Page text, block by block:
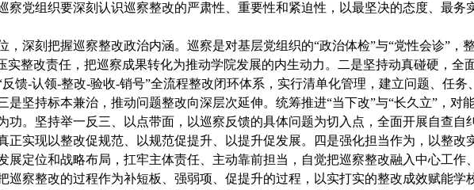
察党组织要深刻认识巡察整改的严肃性、重要性和紧迫性，以最坚决的态度、最务
，深刻把握巡察整改政治内涵。 巡察是对基层党组织的“政治体检”与“党性会诊”，
实整改责任，把巡察成果转化为推动学院发展的内生动力。二是坚持动真碰硬，全
反馈-认领-整改-验收-销号”全流程整改闭环体系 ， 实行清单化管理，建立问题、任务
是坚持标本兼治，推动问题整改向深层次延伸。统筹推进“当下改”与“长久立”，对
功。 坚持举一反三、以点带面， 以巡察反馈的具体问题为切入点，全面开展自查自
正实现以整改促规范、以规范促提升、以提升促发展。四是强化担当作为，以整改
展定位和战略布局，扛牢主体责任、主动靠前担当 ， 自觉把巡察整改融入中心工作
巡察整改的过程作为补短板、强弱项、促提升的过程，以实打实的整改成效赋能学